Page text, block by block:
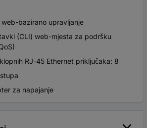
bazirano upravljanje
(CLI) web-mjesta za podršku
RJ-45 Ethernet priključaka: 8
za napajanje